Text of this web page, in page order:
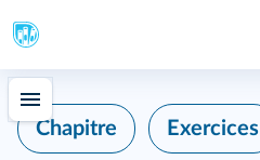
Chapitre Exercices